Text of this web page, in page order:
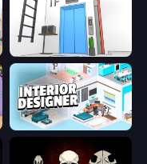
Elevator Room Escape
Interior Designer: Unpacking House